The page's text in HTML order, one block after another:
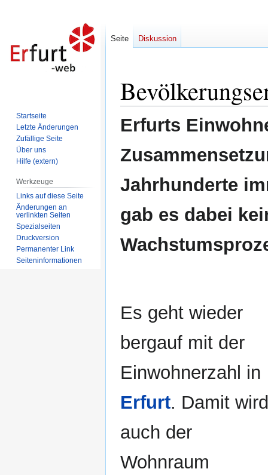
Navigation
springen
Suche
springen
Erfurts
Jahrhunderte
gab es dabei
Es geht wieder
bergauf mit der
Einwohnerzahl in
Erfurt. Damit wird
auch der
Wohnraum
Seite Diskussion
Startseite
Letzte Änderungen
Zufällige Seite
Über uns
Hilfe (extern)
Werkzeuge
Links auf diese Seite
Änderungen an
verlinkten Seiten
Spezialseiten
Druckversion
Permanenter Link
Seiten­informationen